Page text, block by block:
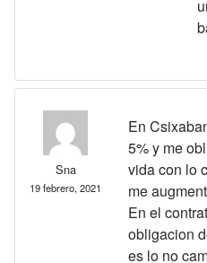
Sna
19 febrero, 2021
En
5% y me
vida con lo
me
En el
obligacion
es lo no